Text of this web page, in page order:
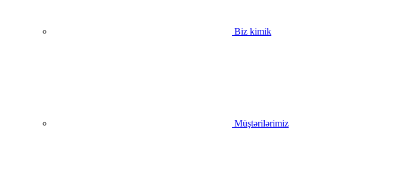
Biz kimik
Müştərilərimiz